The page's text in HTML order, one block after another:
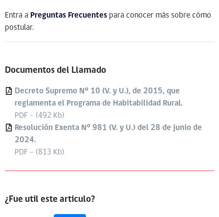
Entra a Preguntas Frecuentes para conocer más sobre cómo
postular.
Documentos del Llamado
Decreto Supremo N° 10 (V. y U.), de 2015, que
reglamenta el Programa de Habitabilidad Rural.
PDF - (492 Kb)
Resolución Exenta N° 981 (V. y U.) del 28 de junio de
2024.
PDF - (813 Kb)
¿Fue util este articulo?